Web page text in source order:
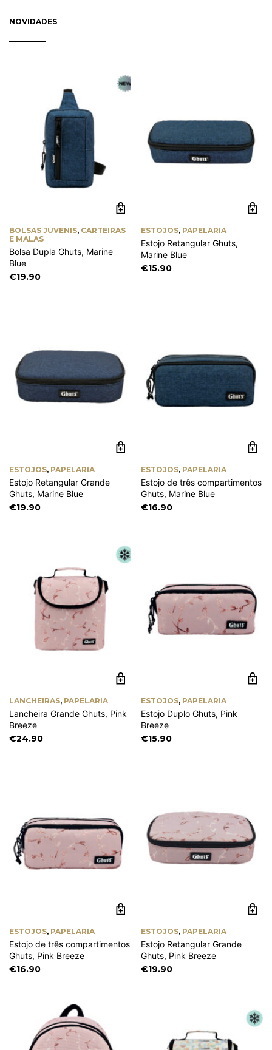
NOVIDADES
BOLSAS JUVENIS, CARTEIRAS
E MALAS
Bolsa Dupla Ghuts, Marine
Blue
€19.90
ESTOJOS, PAPELARIA
Estojo Retangular Ghuts,
Marine Blue
€15.90
ESTOJOS, PAPELARIA
Estojo Retangular Grande
Ghuts, Marine Blue
€19.90
ESTOJOS, PAPELARIA
Estojo de três compartimentos
Ghuts, Marine Blue
€16.90
LANCHEIRAS, PAPELARIA
Lancheira Grande Ghuts, Pink
Breeze
€24.90
ESTOJOS, PAPELARIA
Estojo Duplo Ghuts, Pink
Breeze
€15.90
ESTOJOS, PAPELARIA
Estojo de três compartimentos
Ghuts, Pink Breeze
€16.90
ESTOJOS, PAPELARIA
Estojo Retangular Grande
Ghuts, Pink Breeze
€19.90